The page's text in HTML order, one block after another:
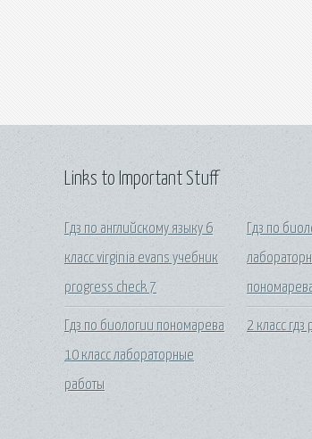
Links to Important Stuff
Гдз по английскому языку 6
класс virginia evans учебник
progress check 7
Гдз по биологии пономарева
10 класс лабораторные
работы
Гдз по
2 класс гдз